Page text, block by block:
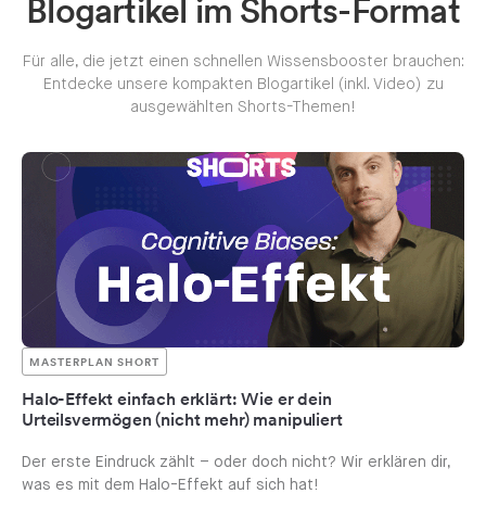
Blogartikel im Shorts-Format
Für alle, die jetzt einen schnellen Wissensbooster brauchen:
Entdecke unsere kompakten Blogartikel (inkl. Video) zu
ausgewählten Shorts-Themen!
MASTERPLAN SHORT
Halo-Effekt einfach erklärt: Wie er dein
Urteilsvermögen (nicht mehr) manipuliert
Der erste Eindruck zählt – oder doch nicht? Wir erklären dir,
was es mit dem Halo-Effekt auf sich hat!